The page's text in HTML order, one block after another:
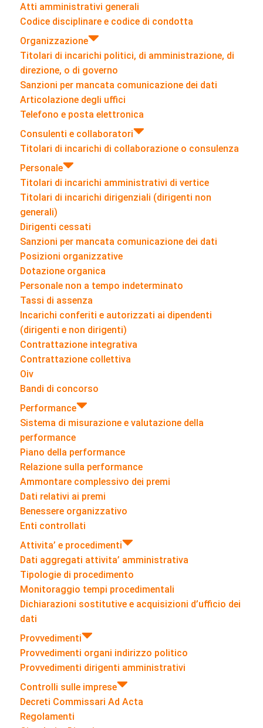
Atti amministrativi generali
Codice disciplinare e codice di condotta
Organizzazione
Titolari di incarichi politici, di amministrazione, di
direzione, o di governo
Sanzioni per mancata comunicazione dei dati
Articolazione degli uffici
Telefono e posta elettronica
Consulenti e collaboratori
Titolari di incarichi di collaborazione o consulenza
Personale
Titolari di incarichi amministrativi di vertice
Titolari di incarichi dirigenziali (dirigenti non
generali)
Dirigenti cessati
Sanzioni per mancata comunicazione dei dati
Posizioni organizzative
Dotazione organica
Personale non a tempo indeterminato
Tassi di assenza
Incarichi conferiti e autorizzati ai dipendenti
(dirigenti e non dirigenti)
Contrattazione integrativa
Contrattazione collettiva
Oiv
Bandi di concorso
Performance
Sistema di misurazione e valutazione della
performance
Piano della performance
Relazione sulla performance
Ammontare complessivo dei premi
Dati relativi ai premi
Benessere organizzativo
Enti controllati
Attivita’ e procedimenti
Dati aggregati attivita’ amministrativa
Tipologie di procedimento
Monitoraggio tempi procedimentali
Dichiarazioni sostitutive e acquisizioni d’ufficio dei
dati
Provvedimenti
Provvedimenti organi indirizzo politico
Provvedimenti dirigenti amministrativi
Controlli sulle imprese
Decreti Commissari Ad Acta
Regolamenti